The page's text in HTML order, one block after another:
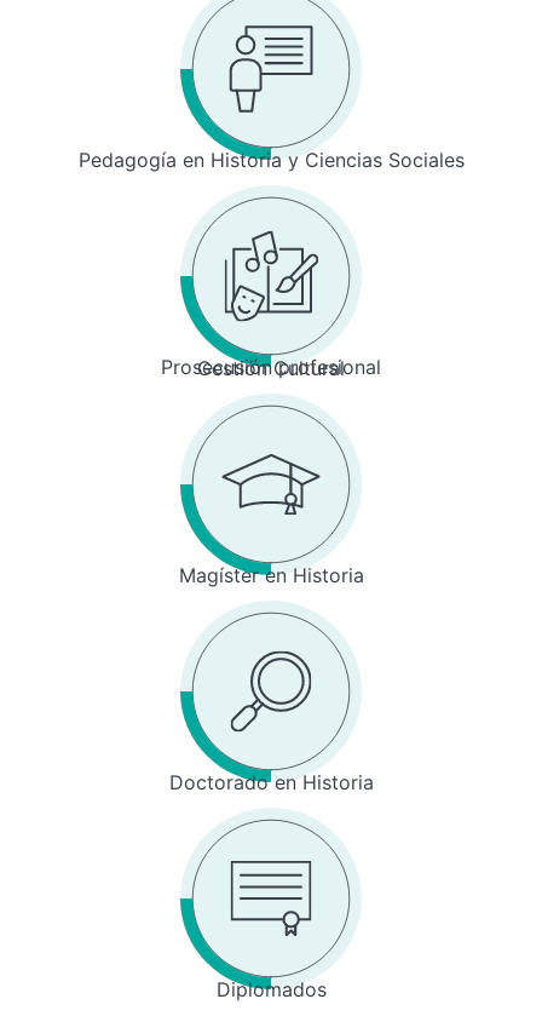
Pedagogía en Historia y Ciencias Sociales
Prosecusión profesional
Gestión Cultural
Magíster en Historia
Doctorado en Historia
Diplomados